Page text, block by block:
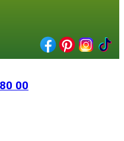
00